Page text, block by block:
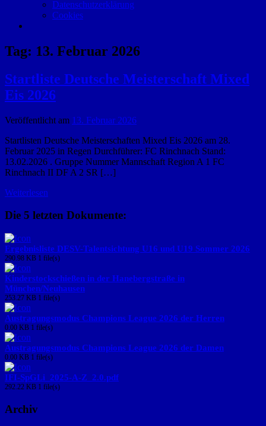
Datenschutzerklärung
Cookies
Tag: 13. Februar 2026
Startliste Deutsche Meisterschaft Mixed
Eis 2026
Veröffentlicht am 13. Februar 2026
Startlisten Deutsche Meisterschaften Mixed Eis 2026 am 28.
Februar 2025 in Regen Durchführer: FC Rinchnach Stand:
13.02.2026 . Gruppe Nummer Mannschaft Region A 1 FC
Rinchnach II DF A 2 SR […]
Weiterlesen
Die 5 letzten Dokumente:
Ergebnisliste DESV-Talentsichtung U16 und U19 Sommer 2026
290.98 KB 1 file(s)
Kinderstockschießen in der Hanebergstraße in
München/Neuhausen
253.27 KB 1 file(s)
Austragungsmodus Champions League 2026 der Herren
0.00 KB 1 file(s)
Austragungsmodus Champions League 2026 der Damen
0.00 KB 1 file(s)
IFI-SpGLi_2025-A-Z_2.0.pdf
292.22 KB 1 file(s)
Archiv